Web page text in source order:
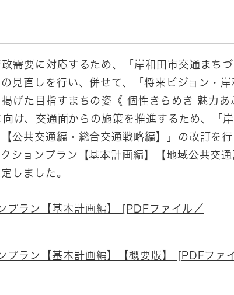
需要に対応するため、「岸和田市交通まちづ
見直しを行い、併せて、「将来ビジョン・岸
げた目指すまちの姿《 個性きらめき 魅力あ
け、交通面からの施策を推進するため、「岸
公共交通編・総合交通戦略編】」の改訂を行
ションプラン【基本計画編】【地域公共交通
しました。
プラン【基本計画編】 [PDFファイル／
プラン【基本計画編】【概要版】 [PDFファ